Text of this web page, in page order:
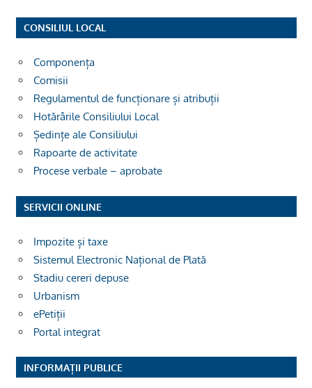
CONSILIUL LOCAL
Componența
Comisii
Regulamentul de funcționare și atribuții
Hotărârile Consiliului Local
Ședințe ale Consiliului
Rapoarte de activitate
Procese verbale – aprobate
SERVICII ONLINE
Impozite și taxe
Sistemul Electronic Național de Plată
Stadiu cereri depuse
Urbanism
ePetiții
Portal integrat
INFORMAȚII PUBLICE